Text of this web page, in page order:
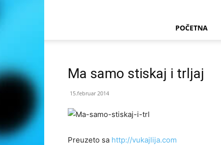
POČETNA
Ma samo stiskaj i trljaj
15.februar 2014
Preuzeto sa http://vukajlija.com